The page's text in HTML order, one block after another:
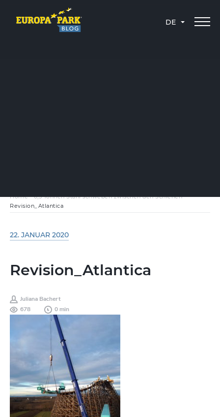
DE
Home-6,5 Tonnen Stahl schweben zwischen den Schienen-
Revision_Atlantica
22. JANUAR 2020
Revision_Atlantica
Juliana Bachert
678
0 min